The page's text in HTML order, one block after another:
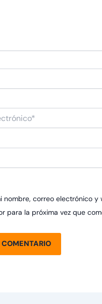
nombre, correo electrónico y
para la próxima vez que